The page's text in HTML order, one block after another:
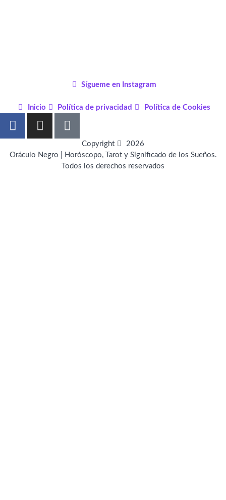
Sígueme en Instagram
Inicio Política de privacidad Política de Cookies
F
a
e
I
n
t
P
i
t
e
Copyright
2026
Oráculo Negro | Horóscopo, Tarot y Significado de los Sueños.
Todos los derechos reservados